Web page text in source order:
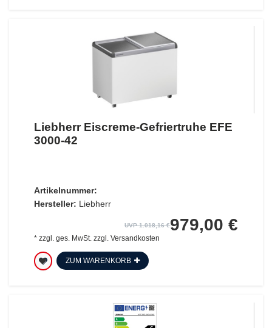
Liebherr Eiscreme-Gefriertruhe EFE
3000-42
Artikelnummer:
Hersteller: Liebherr
UVP 1.018,16 €979,00 €
* zzgl. ges. MwSt.zzgl. Versandkosten
ZUM WARENKORB